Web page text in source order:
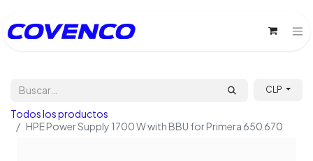
CLP
Todos los productos
HPE Power Supply 1700 W with BBU for Primera 650 670